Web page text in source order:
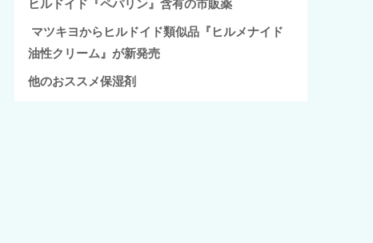
ヒルドイド『ペパリン』含有の市販薬
マツキヨからヒルドイド類似品『ヒルメナイド
油性クリーム』が新発売
他のおススメ保湿剤